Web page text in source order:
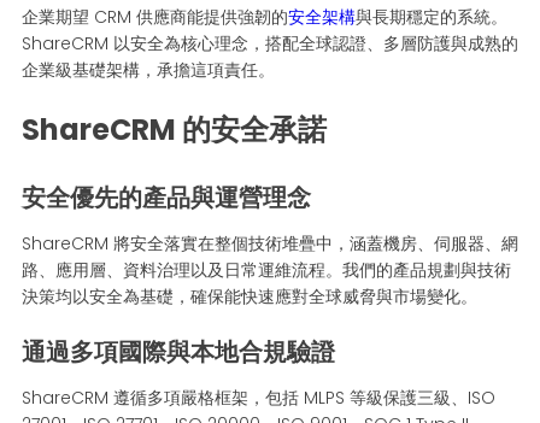
企業期望 CRM 供應商能提供強韌的安全架構與長期穩定的系統。
ShareCRM 以安全為核心理念，搭配全球認證、多層防護與成熟的
企業級基礎架構，承擔這項責任。
ShareCRM 的安全承諾
安全優先的產品與運營理念
ShareCRM 將安全落實在整個技術堆疊中，涵蓋機房、伺服器、網
路、應用層、資料治理以及日常運維流程。我們的產品規劃與技術
決策均以安全為基礎，確保能快速應對全球威脅與市場變化。
通過多項國際與本地合規驗證
ShareCRM 遵循多項嚴格框架，包括 MLPS 等級保護三級、ISO